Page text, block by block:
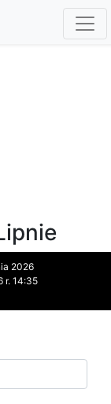
2026
r. 14:35